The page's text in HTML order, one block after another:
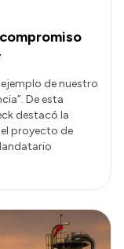
de nuestro
De esta
destacó la
proyecto de